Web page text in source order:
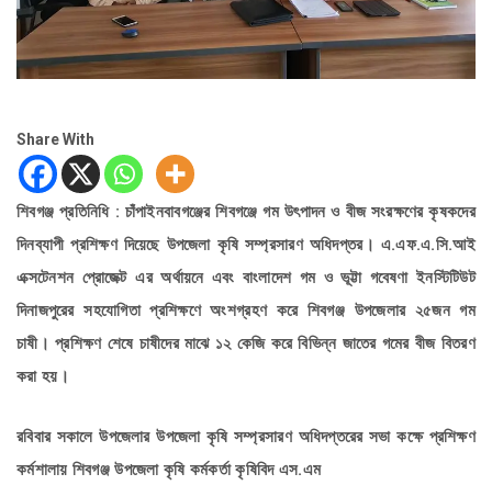
Share With
শিবগঞ্জ প্রতিনিধি : চাঁপাইনবাবগঞ্জের শিবগঞ্জে গম উৎপাদন ও বীজ সংরক্ষণের কৃষকদের
দিনব্যাপী প্রশিক্ষণ দিয়েছে উপজেলা কৃষি সম্প্রসারণ অধিদপ্তর। এ.এফ.এ.সি.আই
এক্সটেনশন প্রোজেক্ট এর অর্থায়নে এবং বাংলাদেশ গম ও ভূট্টা গবেষণাইনস্টিটিউট
দিনাজপুরের সহযোগিতা প্রশিক্ষণে অংশগ্রহণ করে শিবগঞ্জ উপজেলার ২৫জন গম
চাষী। প্রশিক্ষণ শেষে চাষীদের মাঝে ১২ কেজি করে বিভিন্ন জাতের গমের বীজ বিতরণ
করা হয়।
রবিবার সকালে উপজেলার উপজেলা কৃষি সম্প্রসারণ অধিদপ্তরের সভা কক্ষে প্রশিক্ষণ
কর্মশালায় শিবগঞ্জ উপজেলা কৃষি কর্মকর্তা কৃষিবিদ এস.এম